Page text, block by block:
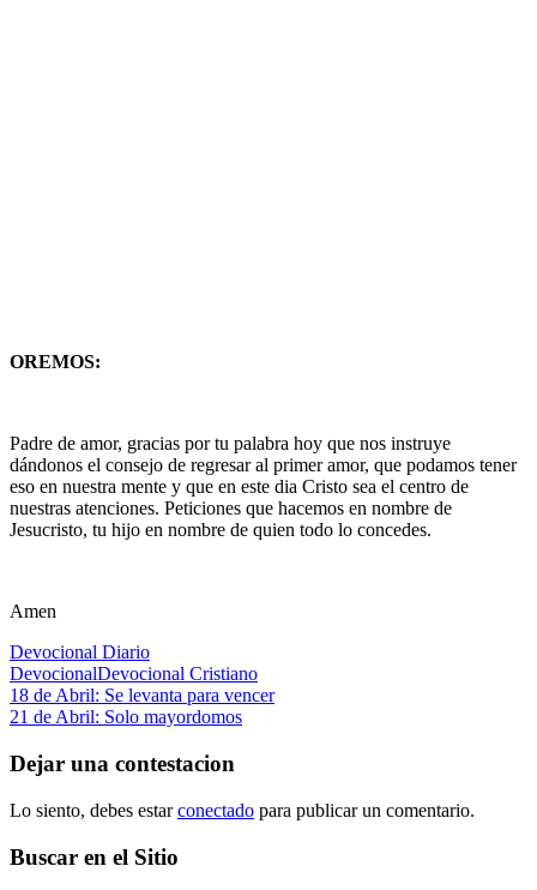
OREMOS:
Padre de amor, gracias por tu palabra hoy que nos instruye
dándonos el consejo de regresar al primer amor, que podamos tener
eso en nuestra mente y que en este dia Cristo sea el centro de
nuestras atenciones. Peticiones que hacemos en nombre de
Jesucristo, tu hijo en nombre de quien todo lo concedes.
Amen
Devocional Diario
DevocionalDevocional Cristiano
Navegación
de
entradas
Entrada
anterior:
18 de Abril: Se levanta para vencer
Siguiente
21 de Abril: Solo mayordomos
Dejar una contestacion
Lo siento, debes estarconectado para publicar un comentario.
Buscar en el Sitio